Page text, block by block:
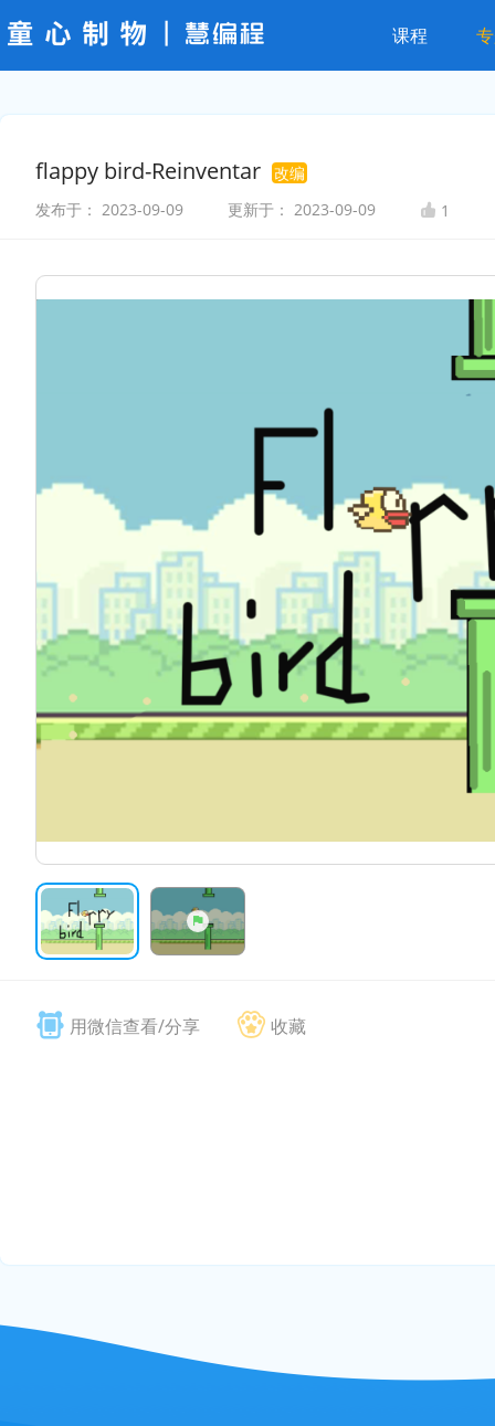
课程
flappy bird-Reinventar
改编
发布于： 2023-09-09 更新于： 2023-09-09 1
用微信查看/分享 收藏